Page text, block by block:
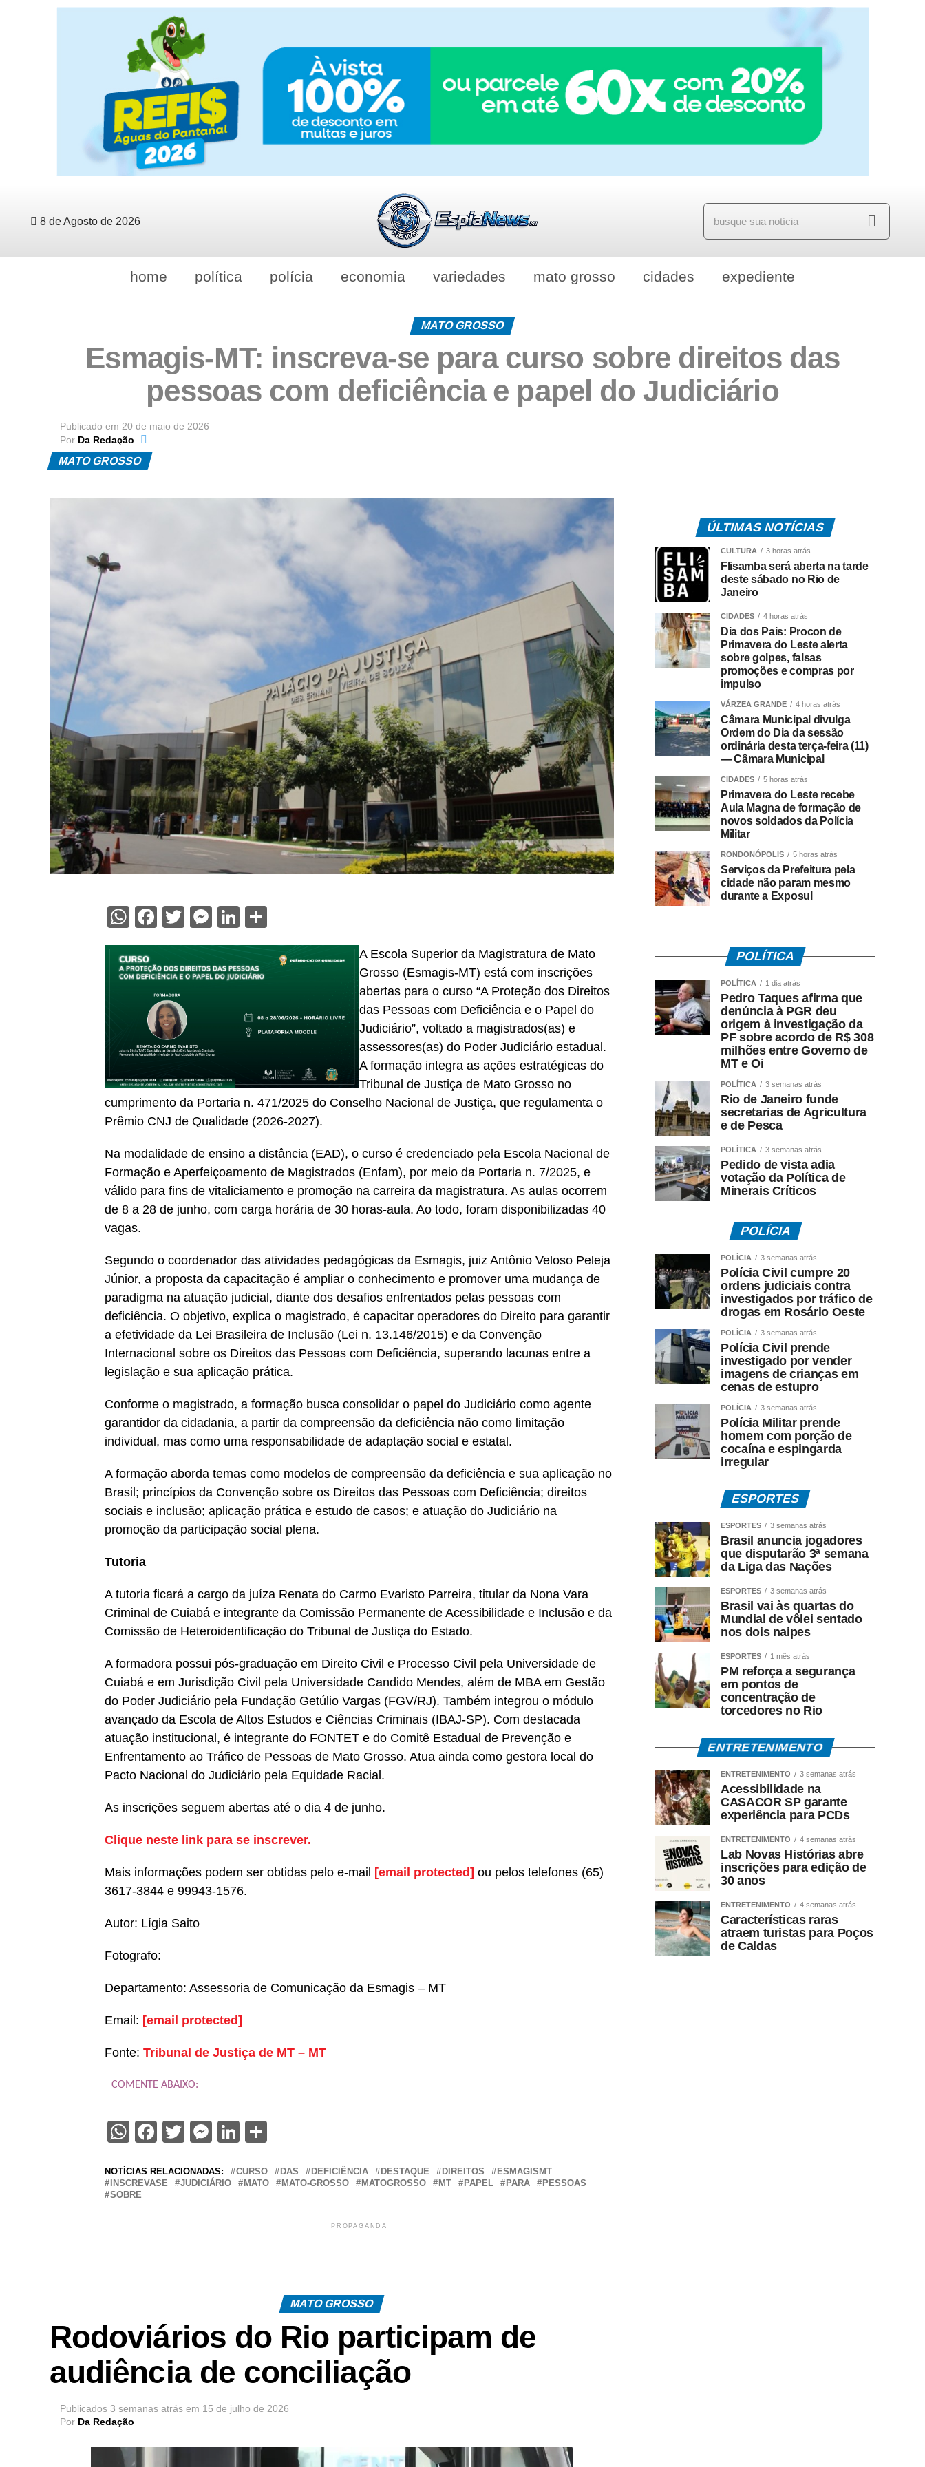
8 de Agosto de 2026
home política polícia economia variedades mato grosso cidades expediente
MATO GROSSO
Esmagis-MT: inscreva-se para curso sobre direitos das
pessoas com deficiência e papel do Judiciário
Publicado em 20 de maio de 2026
Por Da Redação
MATO GROSSO
WhatsApp
Facebook
Twitter
Messenger
LinkedIn
A Escola Superior da Magistratura de Mato
Grosso (Esmagis-MT) está com inscrições
abertas para o curso “A Proteção dos Direitos
das Pessoas com Deficiência e o Papel do
Judiciário”, voltado a magistrados(as) e
assessores(as) do Poder Judiciário estadual.
A formação integra as ações estratégicas do
Tribunal de Justiça de Mato Grosso no
cumprimento da Portaria n. 471/2025 do Conselho Nacional de Justiça, que regulamenta o
Prêmio CNJ de Qualidade (2026-2027).
Na modalidade de ensino a distância (EAD), o curso é credenciado pela Escola Nacional de
Formação e Aperfeiçoamento de Magistrados (Enfam), por meio da Portaria n. 7/2025, e
válido para fins de vitaliciamento e promoção na carreira da magistratura. As aulas ocorrem
de 8 a 28 de junho, com carga horária de 30 horas-aula. Ao todo, foram disponibilizadas 40
vagas.
Segundo o coordenador das atividades pedagógicas da Esmagis, juiz Antônio Veloso Peleja
Júnior, a proposta da capacitação é ampliar o conhecimento e promover uma mudança de
paradigma na atuação judicial, diante dos desafios enfrentados pelas pessoas com
deficiência. O objetivo, explica o magistrado, é capacitar operadores do Direito para garantir
a efetividade da Lei Brasileira de Inclusão (Lei n. 13.146/2015) e da Convenção
Internacional sobre os Direitos das Pessoas com Deficiência, superando lacunas entre a
legislação e sua aplicação prática.
Conforme o magistrado, a formação busca consolidar o papel do Judiciário como agente
garantidor da cidadania, a partir da compreensão da deficiência não como limitação
individual, mas como uma responsabilidade de adaptação social e estatal.
A formação aborda temas como modelos de compreensão da deficiência e sua aplicação no
Brasil; princípios da Convenção sobre os Direitos das Pessoas com Deficiência; direitos
sociais e inclusão; aplicação prática e estudo de casos; e atuação do Judiciário na
promoção da participação social plena.
Tutoria
A tutoria ficará a cargo da juíza Renata do Carmo Evaristo Parreira, titular da Nona Vara
Criminal de Cuiabá e integrante da Comissão Permanente de Acessibilidade e Inclusão e da
Comissão de Heteroidentificação do Tribunal de Justiça do Estado.
A formadora possui pós-graduação em Direito Civil e Processo Civil pela Universidade de
Cuiabá e em Jurisdição Civil pela Universidade Candido Mendes, além de MBA em Gestão
do Poder Judiciário pela Fundação Getúlio Vargas (FGV/RJ). Também integrou o módulo
avançado da Escola de Altos Estudos e Ciências Criminais (IBAJ-SP). Com destacada
atuação institucional, é integrante do FONTET e do Comitê Estadual de Prevenção e
Enfrentamento ao Tráfico de Pessoas de Mato Grosso. Atua ainda como gestora local do
Pacto Nacional do Judiciário pela Equidade Racial.
As inscrições seguem abertas até o dia 4 de junho.
Clique neste link para se inscrever.
Mais informações podem ser obtidas pelo e-mail [email protected] ou pelos telefones (65)
3617-3844 e 99943-1576.
Autor: Lígia Saito
Fotografo:
Departamento: Assessoria de Comunicação da Esmagis – MT
Email: [email protected]
Fonte: Tribunal de Justiça de MT – MT
COMENTE ABAIXO:
WhatsApp
Facebook
Twitter
Messenger
LinkedIn
NOTÍCIAS RELACIONADAS: CURSO DAS DEFICIÊNCIA DESTAQUE DIREITOS
ESMAGISMT
INSCREVASE
JUDICIÁRIO MATO MATO-GROSSO MATOGROSSO MT PAPEL PARA
PESSOAS
SOBRE
PROPAGANDA
MATO GROSSO
Rodoviários do Rio participam de
audiência de conciliação
Publicados 3 semanas atrás em 15 de julho de 2026
Por Da Redação
ÚLTIMAS NOTÍCIAS
CULTURA 3 horas atrás
Flisamba será aberta na tarde
deste sábado no Rio de
Janeiro
CIDADES 4 horas atrás
Dia dos Pais: Procon de
Primavera do Leste alerta
sobre golpes, falsas
promoções e compras por
impulso
VÁRZEA GRANDE 4 horas atrás
Câmara Municipal divulga
Ordem do Dia da sessão
ordinária desta terça-feira (11)
— Câmara Municipal
CIDADES 5 horas atrás
Primavera do Leste recebe
Aula Magna de formação de
novos soldados da Polícia
Militar
RONDONÓPOLIS 5 horas atrás
Serviços da Prefeitura pela
cidade não param mesmo
durante a Exposul
POLÍTICA
POLÍTICA 1 dia atrás
Pedro Taques afirma que
denúncia à PGR deu
origem à investigação da
PF sobre acordo de R$ 308
milhões entre Governo de
MT e Oi
POLÍTICA 3 semanas atrás
Rio de Janeiro funde
secretarias de Agricultura
e de Pesca
POLÍTICA 3 semanas atrás
Pedido de vista adia
votação da Política de
Minerais Críticos
POLÍCIA
POLÍCIA 3 semanas atrás
Polícia Civil cumpre 20
ordens judiciais contra
investigados por tráfico de
drogas em Rosário Oeste
POLÍCIA 3 semanas atrás
Polícia Civil prende
investigado por vender
imagens de crianças em
cenas de estupro
POLÍCIA 3 semanas atrás
Polícia Militar prende
homem com porção de
cocaína e espingarda
irregular
ESPORTES
ESPORTES 3 semanas atrás
Brasil anuncia jogadores
que disputarão 3ª semana
da Liga das Nações
ESPORTES 3 semanas atrás
Brasil vai às quartas do
Mundial de vôlei sentado
nos dois naipes
ESPORTES 1 mês atrás
PM reforça a segurança
em pontos de
concentração de
torcedores no Rio
ENTRETENIMENTO
ENTRETENIMENTO 3 semanas atrás
Acessibilidade na
CASACOR SP garante
experiência para PCDs
ENTRETENIMENTO 4 semanas atrás
Lab Novas Histórias abre
inscrições para edição de
30 anos
ENTRETENIMENTO 4 semanas atrás
Características raras
atraem turistas para Poços
de Caldas